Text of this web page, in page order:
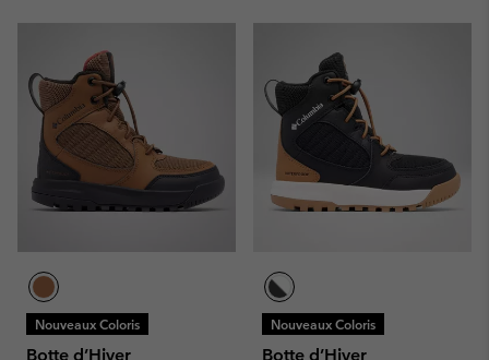
Nouveaux Coloris
Botte d’Hiver
Nouveaux Coloris
Botte d’Hiver